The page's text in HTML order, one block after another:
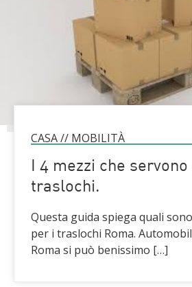
CASA// MOBILITÀ
I 4 mezzi che servono
traslochi.
Questa guida spiega quali
per i traslochi Roma.
Roma si può benissimo […]